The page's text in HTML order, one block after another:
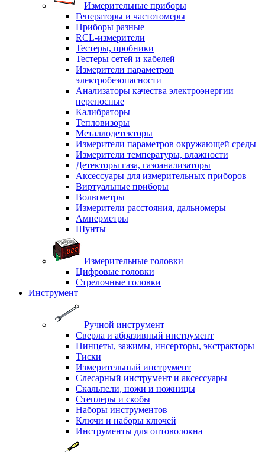
Измерительные приборы
Генераторы и частотомеры
Приборы разные
RCL-измерители
Тестеры, пробники
Тестеры сетей и кабелей
Измерители параметров
электробезопасности
Анализаторы качества электроэнергии
переносные
Калибраторы
Тепловизоры
Металлодетекторы
Измерители параметров окружающей среды
Измерители температуры, влажности
Детекторы газа, газоанализаторы
Аксессуары для измерительных приборов
Виртуальные приборы
Вольтметры
Измерители расстояния, дальномеры
Амперметры
Шунты
Измерительные головки
Цифровые головки
Стрелочные головки
Инструмент
Ручной инструмент
Сверла и абразивный инструмент
Пинцеты, зажимы, инсерторы, экстракторы
Тиски
Измерительный инструмент
Слесарный инструмент и аксессуары
Скальпели, ножи и ножницы
Степлеры и скобы
Наборы инструментов
Ключи и наборы ключей
Инструменты для оптоволокна